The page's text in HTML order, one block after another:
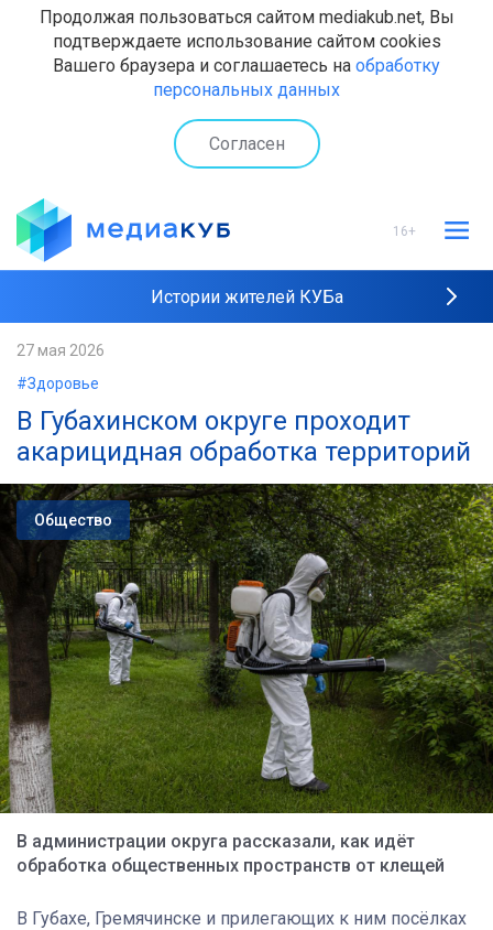
Продолжая пользоваться сайтом mediakub.net, Вы
подтверждаете использование сайтом cookies
Вашего браузера и соглашаетесь на обработку
персональных данных
Согласен
16+
Истории жителей КУБа
27 мая 2026
#Здоровье
В Губахинском округе проходит
акарицидная обработка территорий
Общество
В администрации округа рассказали, как идёт
обработка общественных пространств от клещей
В Губахе, Гремячинске и прилегающих к ним посёлках